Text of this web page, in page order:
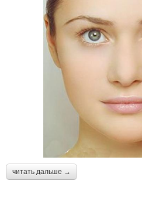
читать дальше →